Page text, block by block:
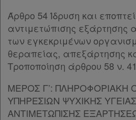
Άρθρο 81
Παρ.1
Παρ.1α
Παρ.2
Παρ.3
Παρ.4
Παρ.5
Παρ.6
Παρ.7
Άρθρο 54 Ίδρυση και
αντιμετώπισης εξάρτησης
των εγκεκριμένων
θεραπείας, απεξάρτησης
Tροποποίηση άρθρου 58 ν.
ΜΕΡΟΣ Γ’: ΠΛΗΡΟΦΟΡΙΑΚΗ
ΥΠΗΡΕΣΙΩΝ ΨΥΧΙΚΗΣ
ΑΝΤΙΜΕΤΩΠΙΣΗΣ